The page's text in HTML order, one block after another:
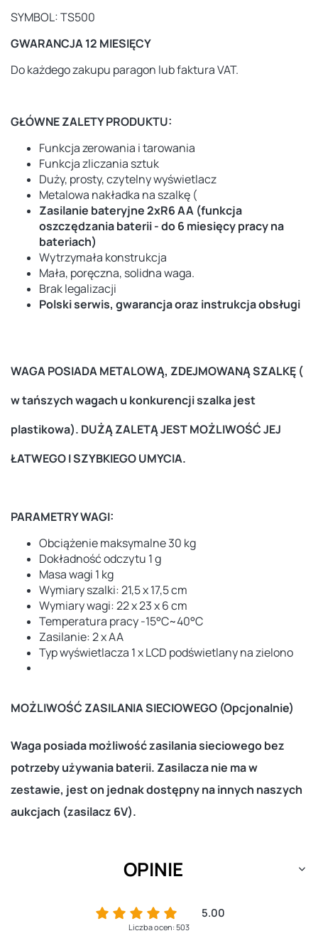
SYMBOL: TS500
GWARANCJA 12 MIESIĘCY
Do każdego zakupu paragon lub faktura VAT.
GŁÓWNE ZALETY PRODUKTU:
Funkcja zerowania i tarowania
Funkcja zliczania sztuk
Duży, prosty, czytelny wyświetlacz
Metalowa nakładka na szalkę (
Zasilanie bateryjne 2xR6 AA (funkcja
oszczędzania baterii - do 6 miesięcy pracy na
bateriach)
Wytrzymała konstrukcja
Mała, poręczna, solidna waga.
Brak legalizacji
Polski serwis, gwarancja oraz instrukcja obsługi
WAGA POSIADA METALOWĄ, ZDEJMOWANĄ SZALKĘ (
w tańszych wagach u konkurencji szalka jest
plastikowa). DUŻĄ ZALETĄ JEST MOŻLIWOŚĆ JEJ
ŁATWEGO I SZYBKIEGO UMYCIA.
PARAMETRY WAGI:
Obciążenie maksymalne 30 kg
Dokładność odczytu 1 g
Masa wagi 1 kg
Wymiary szalki: 21,5 x 17,5 cm
Wymiary wagi: 22 x 23 x 6 cm
Temperatura pracy -15°C~40°C
Zasilanie: 2 x AA
Typ wyświetlacza 1 x LCD podświetlany na zielono
MOŻLIWOŚĆ ZASILANIA SIECIOWEGO (Opcjonalnie)
Waga posiada możliwość zasilania sieciowego bez
potrzeby używania baterii. Zasilacza nie ma w
zestawie, jest on jednak dostępny na innych naszych
aukcjach (zasilacz 6V).
OPINIE
5.00
Liczba ocen: 503